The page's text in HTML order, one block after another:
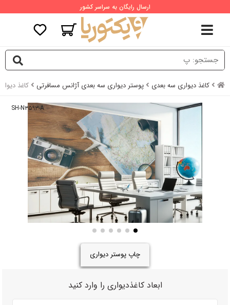
ارسال رایگان به سراسر کشور
کاغذ دیواری سه بعدی پوستر دیواری سه بعدی آژانس مسافرتی کاغذ
SH-N۳۵۹۳-A
چاپ پوستر دیواری
ابعاد کاغذدیواری را وارد کنید